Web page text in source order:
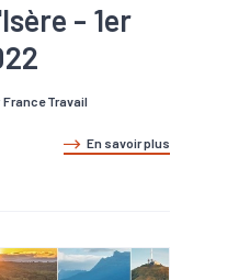
- 1er
France Travail
En savoir plus